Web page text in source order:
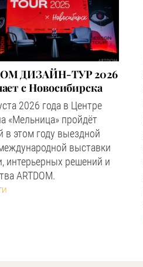
ДИЗАЙН-ТУР 2026
с Новосибирска
2026 года в Центре
«Мельница» пройдёт
в этом году выездной
выставки
интерьерных решений и
ARTDOM.